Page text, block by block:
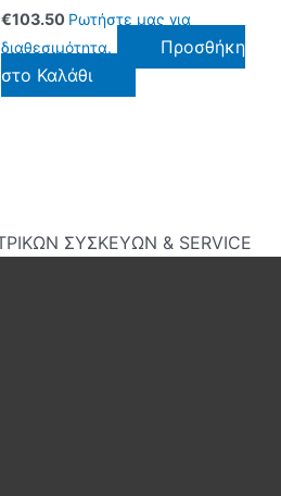
€103.50 Ρωτήστε μας για
διαθεσιμότητα.
Προσθήκη
στο Καλάθι
ΣΥΣΚΕΥΩΝ & SERVICE